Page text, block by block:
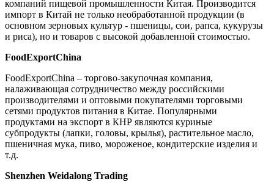
компаний пищевой промышленности Китая. Производится
импорт в Китай не только необработанной продукции (в
основном зерновых культур - пшеницы, сои, рапса, кукурузы
и риса), но и товаров с высокой добавленной стоимостью.
FoodExportChina
FoodExportChina – торгово-закупочная компания,
налаживающая сотрудничество между российскими
производителями и оптовыми покупателями торговыми
сетями продуктов питания в Китае. Популярными
продуктами на экспорт в КНР являются куриные
субпродукты (лапки, головы, крылья), растительное масло,
пшеничная мука, пиво, мороженое, кондитерские изделия и
т.д.
Shenzhen Weidalong Trading